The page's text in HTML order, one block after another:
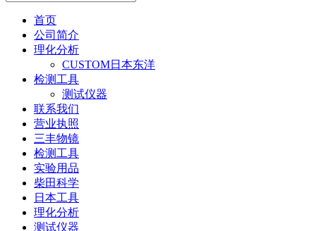
首页
公司简介
理化分析
CUSTOM日本东洋
检测工具
测试仪器
联系我们
营业执照
三丰物镜
检测工具
实验用品
柴田科学
日本工具
理化分析
测试仪器